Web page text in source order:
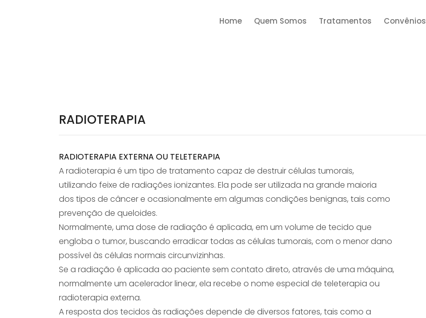
Home Quem Somos Tratamentos Convênios
RADIOTERAPIA
RADIOTERAPIA EXTERNA OU TELETERAPIA
A radioterapia é um tipo de tratamento capaz de destruir células tumorais,
utilizando feixe de radiações ionizantes. Ela pode ser utilizada na grande maioria
dos tipos de câncer e ocasionalmente em algumas condições benignas, tais como
prevenção de queloides.
Normalmente, uma dose de radiação é aplicada, em um volume de tecido que
engloba o tumor, buscando erradicar todas as células tumorais, com o menor dano
possível às células normais circunvizinhas.
Se a radiação é aplicada ao paciente sem contato direto, através de uma máquina,
normalmente um acelerador linear, ela recebe o nome especial de teleterapia ou
radioterapia externa.
A resposta dos tecidos às radiações depende de diversos fatores, tais como a